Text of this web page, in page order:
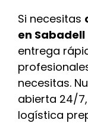
Si necesitas
en Sabadell
entrega
necesitas.
abierta 24/
logística